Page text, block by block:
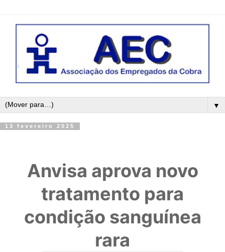
▼
13 fevereiro 2025
Anvisa aprova novo
tratamento para
condição sanguínea
rara